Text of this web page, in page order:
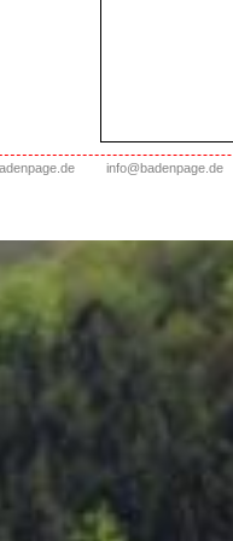
info@badenpage.de